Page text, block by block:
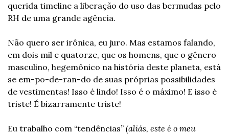
querida timeline a liberação do uso das bermudas pelo
RH de uma grande agência.
Não quero ser irônica, eu juro. Mas estamos falando,
em dois mil e quatorze, que os homens, que o gênero
masculino, hegemônico na história deste planeta, está
se em-po-de-ran-do de suas próprias possibilidades
de vestimentas! Isso é lindo! Isso é o máximo! E isso é
triste! É bizarramente triste!
Eu trabalho com “tendências” (aliás, este é o meu